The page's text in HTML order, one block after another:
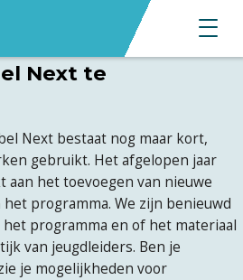
Next te
Next bestaat nog maar kort,
gebruikt. Het afgelopen jaar
aan het toevoegen van nieuwe
het programma. We zijn benieuwd
programma en of het materiaal
van jeugdleiders. Ben je
je mogelijkheden voor